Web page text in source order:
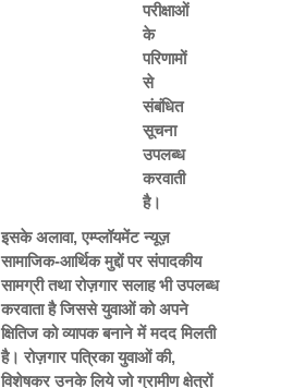
परीक्षाओं
के
परिणामों
से
संबंधित
सूचना
उपलब्ध
करवाती
है।
इसके अलावा, एम्प्लॉयमेंट न्यूज़
सामाजिक-आर्थिक मुद्दों पर संपादकीय
सामग्री तथा रोज़गार सलाह भी उपलब्ध
करवाता है जिससे युवाओं को अपने
क्षितिज को व्यापक बनाने में मदद मिलती
है। रोज़गार पत्रिका युवाओं की,
विशेषकर उनके लिये जो ग्रामीण क्षेत्रों